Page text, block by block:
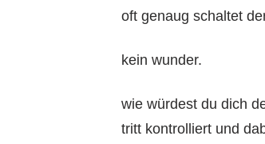
oft genaug schaltet
kein wunder.
wie würdest du dich
tritt kontrolliert und